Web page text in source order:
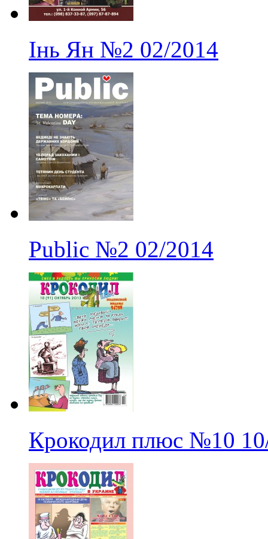
Інь Ян №2 02/2014
Public №2 02/2014
Крокодил плюс №10